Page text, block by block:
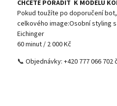
CHCETE PORADIT K MODELU
Pokud toužíte po doporučení
celkového image:Osobní styling
Eichinger
60 minut / 2 000 Kč
📞 Objednávky: +420 777 066